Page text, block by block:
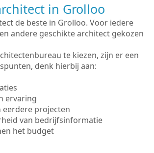
in Grolloo
de beste in Grolloo. Voor iedere
andere geschikte architect gekozen
te kiezen, zijn er een
denk hierbij aan:
ervaring
eerdere projecten
van bedrijfsinformatie
het budget